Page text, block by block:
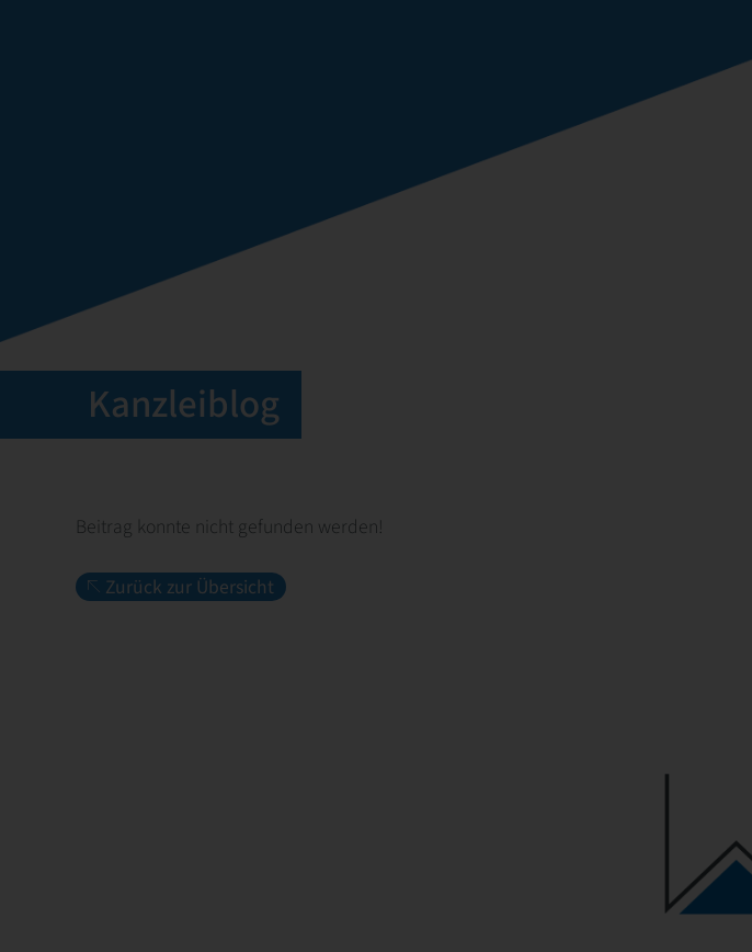
Kanzleiblog
Beitrag konnte nicht gefunden werden!
Zurück zur Übersicht